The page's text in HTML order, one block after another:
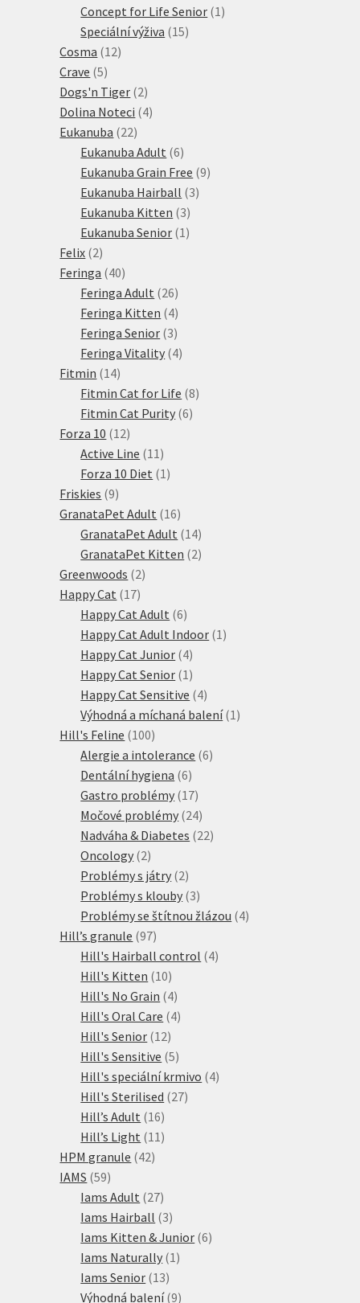
Concept for Life Senior 1 1
Speciální výživa 1515
Cosma 1212
Crave 55
produktů
Dogs'n Tiger 22
produkty
Dolina Noteci 44
Eukanuba 2222
produktů
Eukanuba Adult 66
produktů
Eukanuba Grain Free 99
Eukanuba Hairball 33
Eukanuba Kitten 33
produkty
Eukanuba Senior 1 1
Felix 22
produkty
Feringa 4040
produktů
Feringa Adult 2626
produktů
Feringa Kitten 44
produkty
Feringa Senior 33
produkty
Feringa Vitality 44
Fitmin 1414
produktů
Fitmin Cat for Life 88
Fitmin Cat Purity 66
Forza 10 1212
produktů
Active Line 11 11
produktů
Forza 10 Diet 1 1
Friskies 99
produktů
GranataPet Adult 1616
produktů
GranataPet Adult 1414
produktů
GranataPet Kitten 22
Greenwoods 22
Happy Cat 1717
produktů
Happy Cat Adult 66
produktů
Happy Cat Adult Indoor 1 1
Happy Cat Junior 44
produkty
Happy Cat Senior 1 1
produkt
Happy Cat Sensitive 44
produkty
Výhodná a míchaná balení 1 1
Hill's Feline 100100
produktů
Alergie a intolerance 66
Dentální hygiena 66
produktů
Gastro problémy 1717
produktů
Močové problémy 2424
produktů
Nadváha & Diabetes 2222
Oncology 22
produkty
Problémy s játry 22
produkty
Problémy s klouby 33
produkty
Problémy se štítnou žlázou 44
Hill’s granule 9797
produktů
Hill's Hairball control 44
Hill's Kitten 1010
produktů
Hill's No Grain 44
produkty
Hill's Oral Care 44
Hill's Senior 1212
produktů
Hill's Sensitive 55
produktů
Hill's speciální krmivo 44
Hill's Sterilised 2727
Hill’s Adult 1616
produktů
Hill’s Light 11 11
HPM granule 4242
IAMS 5959
produktů
Iams Adult 2727
produktů
Iams Hairball 33
produkty
Iams Kitten & Junior 66
Iams Naturally 1 1
Iams Senior 1313
produktů
Výhodná balení 99